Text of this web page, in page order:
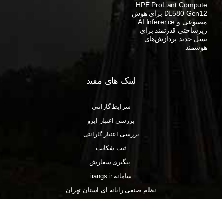
HPE ProLiant Compute
DL580 Gen12 برای هوش
مصنوعی و AI Inference :
زیرساختی قدرتمند برای
نسل جدید پردازش‌های
هوشمند
لینک های مفید
شرایط گارانتی
بررسی اعتبار ایزو
بررسی اعتبار گارانتی
ثبت شکایت
پیگیری سفارش
سامانه irangs.ir
نظام صنفی رایانه ای استان تهران